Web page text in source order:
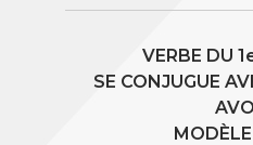
VERBE DU
SE CONJUGUE
MODÈLE